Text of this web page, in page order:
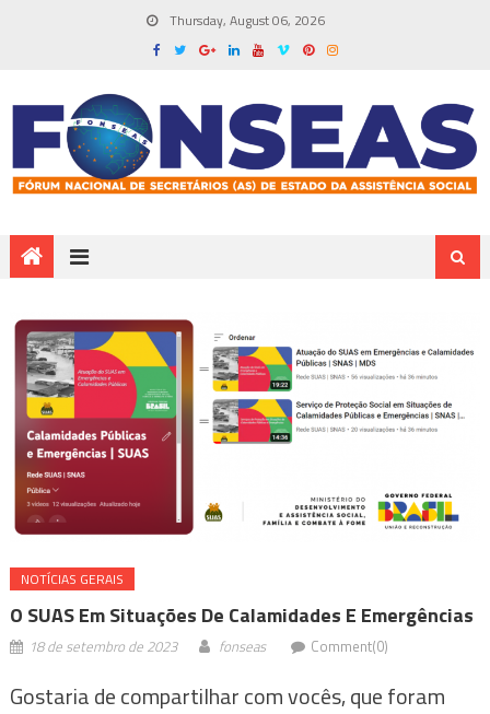
Thursday, August 06, 2026
NOTÍ­CIAS GERAIS
O SUAS Em Situações De Calamidades E Emergências
18 de setembro de 2023 fonseas Comment(0)
Gostaria de compartilhar com vocês, que foram